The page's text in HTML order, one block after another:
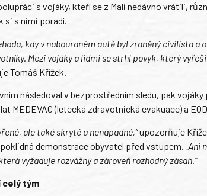
s vojáky, kteří se z Mali nedávno vrátili,
si s nimi poradí.
kdy v nabouraném autě byl zraněný civilista
Mezi vojáky a lidmi se strhl povyk, který
Tomáš Křížek.
následoval v bezprostředním sledu, pak
MEDEVAC (letecká zdravotnická evakuace) a
ale také skryté a nenápadné,“upozorňuje
demonstrace obyvatel před vstupem.
vyžaduje rozvážný a zároveň rozhodný zásah.“
celý tým